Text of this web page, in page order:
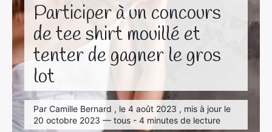
Participer à un concours
de tee shirt mouillé et
tenter de gagner le gros
lot
Par Camille Bernard , le 4 août 2023 , mis à jour le
20 octobre 2023 — tous - 4 minutes de lecture